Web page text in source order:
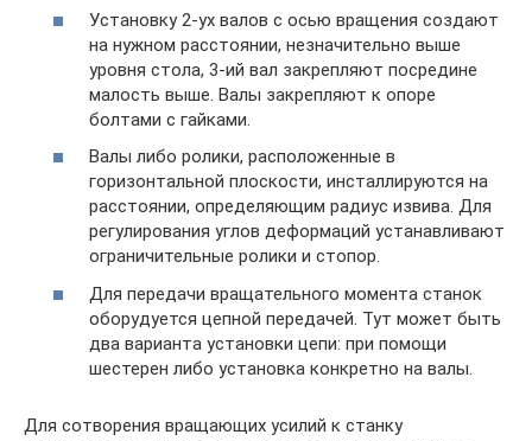
Установку 2-ух валов с осью вращения создают
на нужном расстоянии, незначительно выше
уровня стола, 3-ий вал закрепляют посредине
малость выше. Валы закрепляют к опоре
болтами с гайками.
Валы либо ролики, расположенные в
горизонтальной плоскости, инсталлируются на
расстоянии, определяющим радиус извива. Для
регулирования углов деформаций устанавливают
ограничительные ролики и стопор.
Для передачи вращательного момента станок
оборудуется цепной передачей. Тут может быть
два варианта установки цепи: при помощи
шестерен либо установка конкретно на валы.
Для сотворения вращающих усилий к станку